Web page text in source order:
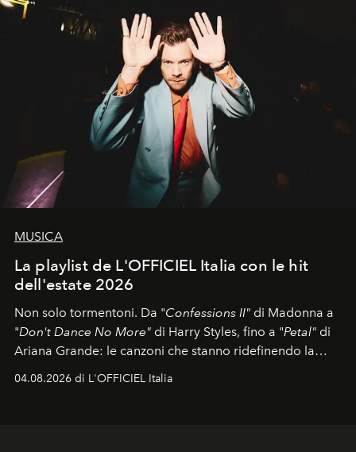
MUSICA
La playlist de L'OFFICIEL Italia con le hit
dell'estate 2026
Non solo tormentoni. Da "Confessions II" di Madonna a
"Don't Dance No More" di Harry Styles, fino a "Petal" di
Ariana Grande: le canzoni che stanno ridefinendo la
colonna sonora della stagione.
04.08.2026 di L'OFFICIEL Italia